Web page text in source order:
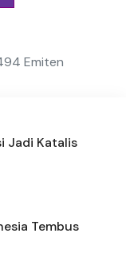
Emiten
Jadi Katalis
Tembus